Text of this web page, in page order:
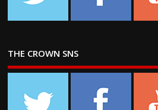
THE CROWN SNS